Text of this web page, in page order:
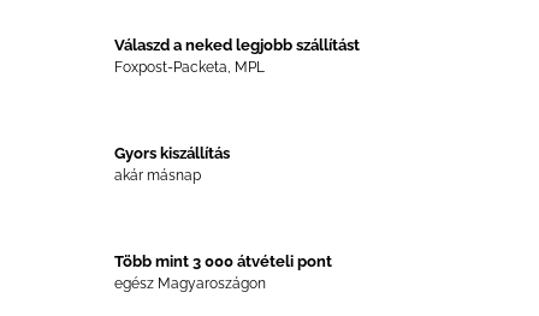
R
E
Válaszd a neked legjobb szállítást
Foxpost-Packeta, MPL
Gyors kiszállítás
akár másnap
Több mint 3 000 átvételi pont
egész Magyaroszágon